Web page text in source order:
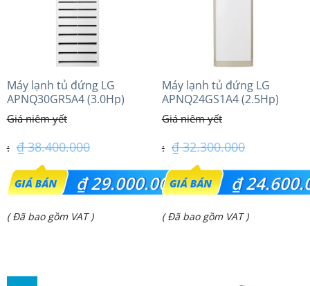
Máy lạnh tủ đứng LG
APNQ30GR5A4 (3.0Hp)
Inverter
₫38.400.000
Giá
gốc
là:
₫29.000.000
Giá
( Đã bao gồm VAT )
Máy lạnh tủ đứng LG
APNQ24GS1A4 (2.5Hp)
Inverter
₫32.300.000
Giá
gốc
là:
₫
Giá
( Đã bao gồm VAT )